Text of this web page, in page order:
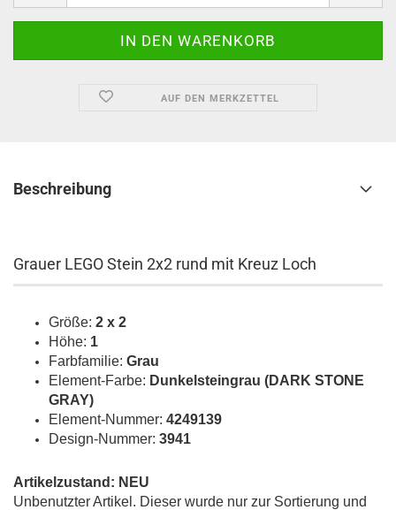
AUF DEN MERKZETTEL
Beschreibung
Grauer LEGO Stein 2x2 rund mit Kreuz Loch
Größe: 2 x 2
Höhe: 1
Farbfamilie: Grau
Element-Farbe: Dunkelsteingrau (DARK STONE
GRAY)
Element-Nummer: 4249139
Design-Nummer: 3941
Artikelzustand: NEU
Unbenutzter Artikel. Dieser wurde nur zur Sortierung und